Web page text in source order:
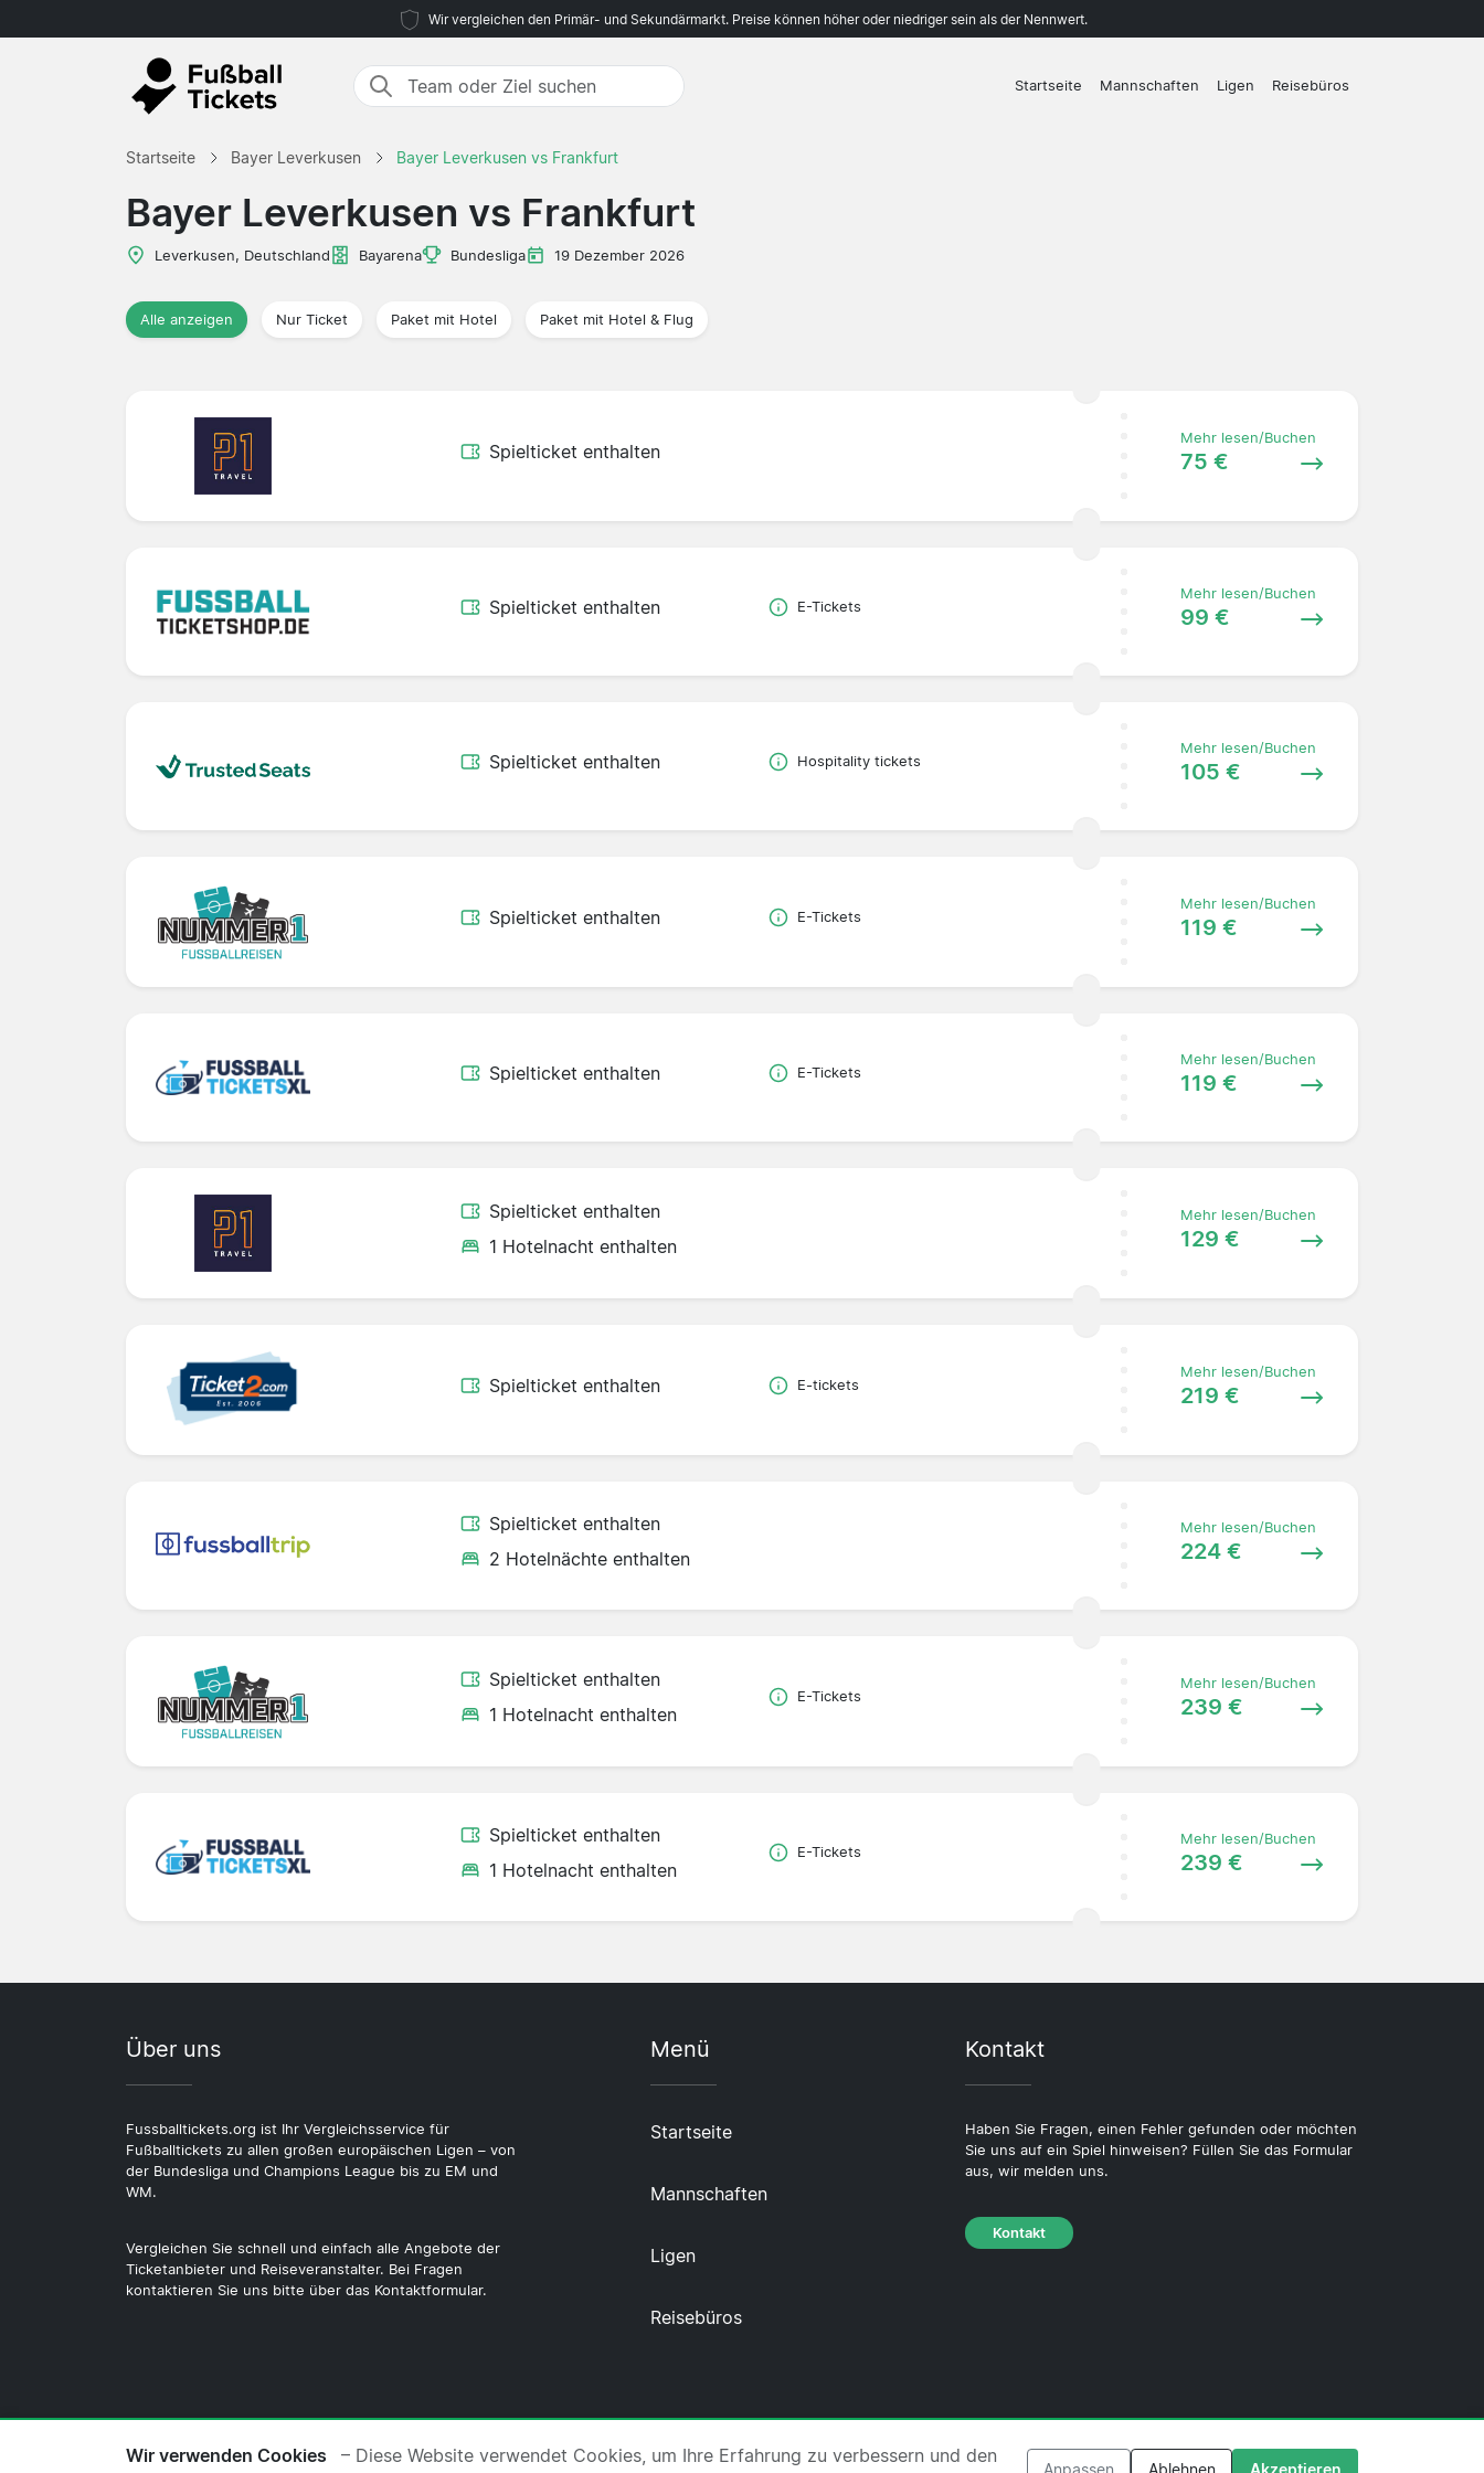
Wir vergleichen den Primär- und Sekundärmarkt. Preise können höher oder niedriger sein als der Nennwert.
Startseite Mannschaften Ligen Reisebüros
Startseite Bayer Leverkusen Bayer Leverkusen vs Frankfurt
Bayer Leverkusen vs Frankfurt
Leverkusen, Deutschland Bayarena Bundesliga 19 Dezember 2026
Alle anzeigen Nur Ticket Paket mit Hotel Paket mit Hotel & Flug
Spielticket enthalten
Mehr lesen/Buchen
75 €
Spielticket enthalten E-Tickets
Mehr lesen/Buchen
99 €
Spielticket enthalten Hospitality tickets
Mehr lesen/Buchen
105 €
Spielticket enthalten E-Tickets
Mehr lesen/Buchen
119 €
Spielticket enthalten E-Tickets
Mehr lesen/Buchen
119 €
Spielticket enthalten
1 Hotelnacht enthalten
Mehr lesen/Buchen
129 €
Spielticket enthalten E-tickets
Mehr lesen/Buchen
219 €
Spielticket enthalten
2 Hotelnächte enthalten
Mehr lesen/Buchen
224 €
Spielticket enthalten
1 Hotelnacht enthalten
E-Tickets
Mehr lesen/Buchen
239 €
Spielticket enthalten
1 Hotelnacht enthalten
E-Tickets
Mehr lesen/Buchen
239 €
Über uns
Fussballtickets.org ist Ihr Vergleichsservice für
Fußballtickets zu allen großen europäischen Ligen – von
der Bundesliga und Champions League bis zu EM und
WM.
Vergleichen Sie schnell und einfach alle Angebote der
Ticketanbieter und Reiseveranstalter. Bei Fragen
kontaktieren Sie uns bitte über das Kontaktformular.
Menü
Startseite
Mannschaften
Ligen
Reisebüros
Kontakt
Haben Sie Fragen, einen Fehler gefunden oder möchten
Sie uns auf ein Spiel hinweisen? Füllen Sie das Formular
aus, wir melden uns.
Kontakt
© 2026 Copyright Fussballtickets.org ·Über uns·Impressum·Kontakt·Datenschutzerklärung ·Cookie-Richtlinie·Redaktionelle Richtlinie
Wir verwenden Cookies
– Diese Website verwendet Cookies, um Ihre Erfahrung zu verbessern und den
Anpassen Ablehnen Akzeptieren